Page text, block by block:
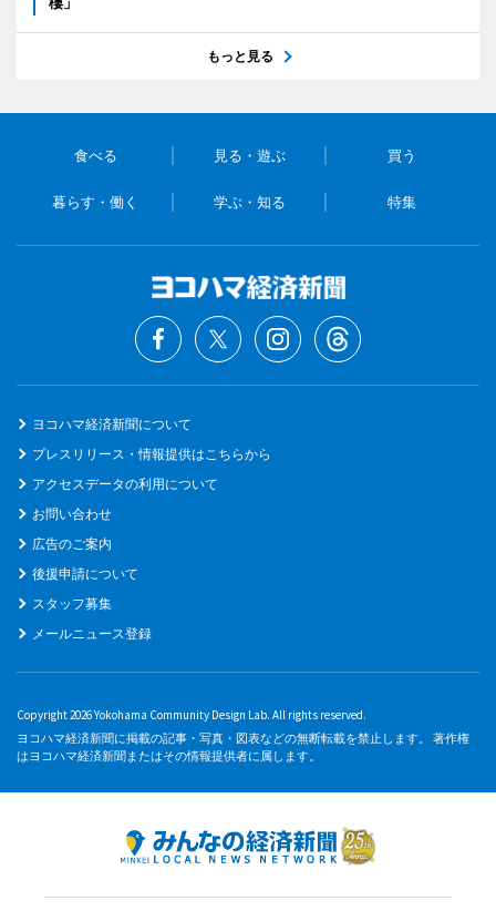
もっと見る
食べる 見る・遊ぶ 買う
暮らす・働く 学ぶ・知る 特集
ヨコハマ経済新聞について
プレスリリース・情報提供はこちらから
アクセスデータの利用について
お問い合わせ
広告のご案内
後援申請について
スタッフ募集
メールニュース登録
Copyright 2026 Yokohama Community Design Lab. All rights reserved.
ヨコハマ経済新聞に掲載の記事・写真・図表などの無断転載を禁止します。 著作権
はヨコハマ経済新聞またはその情報提供者に属します。